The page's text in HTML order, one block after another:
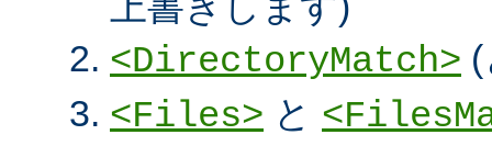
<DirectoryMatch>
<Files> と